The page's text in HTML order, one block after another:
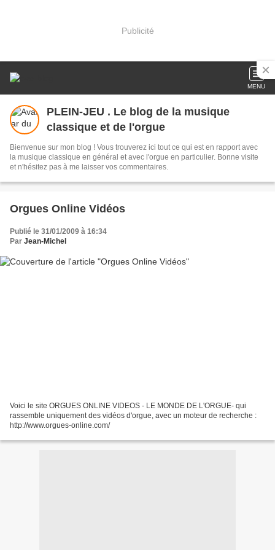
Publicité
MENU
PLEIN-JEU . Le blog de la musique
classique et de l'orgue
Bienvenue sur mon blog ! Vous trouverez ici tout ce qui est en rapport avec
la musique classique en général et avec l'orgue en particulier. Bonne visite
et n'hésitez pas à me laisser vos commentaires.
Orgues Online Vidéos
Publié le 31/01/2009 à 16:34
Par Jean-Michel
Voici le site ORGUES ONLINE VIDEOS - LE MONDE DE L'ORGUE- qui
rassemble uniquement des vidéos d'orgue, avec un moteur de recherche :
http://www.orgues-online.com/